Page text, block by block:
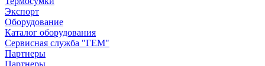
Экспорт
Оборудование
Каталог оборудования
Сервисная служба "ГЕМ"
Партнеры
Партнеры